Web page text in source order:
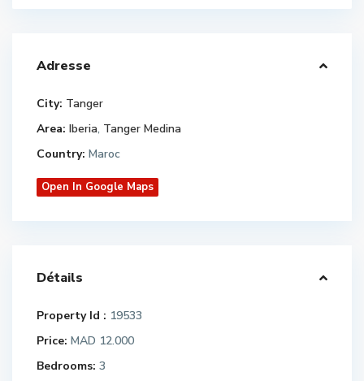
Adresse
City: Tanger
Area: Iberia, Tanger Medina
Country: Maroc
Open In Google Maps
Détails
Property Id : 19533
Price: MAD 12.000
Bedrooms: 3